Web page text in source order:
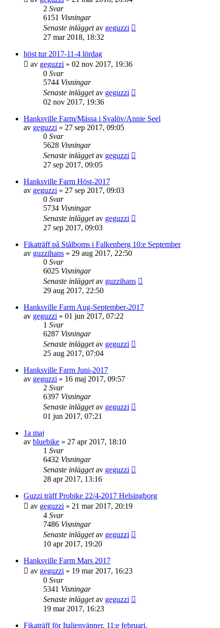
2 Svar
6151 Visningar
Senaste inläggetav geguzzi
27 mar 2018, 18:32
höst tur 2017-11-4 lördag
av geguzzi » 02 nov 2017, 19:36
0 Svar
5744 Visningar
Senaste inläggetav geguzzi
02 nov 2017, 19:36
Hanksville Farm/Mässa i Svalöv/Annie Seel
av geguzzi » 27 sep 2017, 09:05
0 Svar
5628 Visningar
Senaste inläggetav geguzzi
27 sep 2017, 09:05
Hanksville Farm Höst-2017
av geguzzi » 27 sep 2017, 09:03
0 Svar
5734 Visningar
Senaste inläggetav geguzzi
27 sep 2017, 09:03
Fikaträff på Stålboms i Falkenberg 10:e September
av guzzihans » 29 aug 2017, 22:50
0 Svar
6025 Visningar
Senaste inläggetav guzzihans
29 aug 2017, 22:50
Hanksville Farm Aug-September-2017
av geguzzi » 01 jun 2017, 07:22
1 Svar
6287 Visningar
Senaste inläggetav geguzzi
25 aug 2017, 07:04
Hanksville Farm Juni-2017
av geguzzi » 16 maj 2017, 09:57
2 Svar
6397 Visningar
Senaste inläggetav geguzzi
01 jun 2017, 07:21
1a maj
av bluebike » 27 apr 2017, 18:10
1 Svar
6432 Visningar
Senaste inläggetav geguzzi
28 apr 2017, 13:16
Guzzi träff Probike 22/4-2017 Helsingborg
av geguzzi » 21 mar 2017, 20:19
4 Svar
7486 Visningar
Senaste inläggetav geguzzi
10 apr 2017, 19:20
Hanksville Farm Mars 2017
av geguzzi » 19 mar 2017, 16:23
0 Svar
5341 Visningar
Senaste inläggetav geguzzi
19 mar 2017, 16:23
Fikaträff för Italienvänner, 11:e februari.